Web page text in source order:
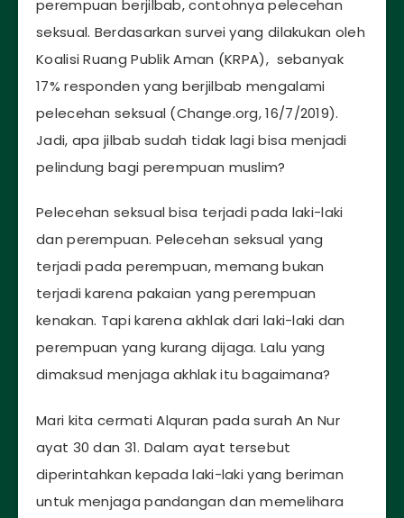
perempuan berjilbab, contohnya pelecehan
seksual. Berdasarkan survei yang dilakukan oleh
Koalisi Ruang Publik Aman (KRPA), sebanyak
17% responden yang berjilbab mengalami
pelecehan seksual (Change.org, 16/7/2019).
Jadi, apa jilbab sudah tidak lagi bisa menjadi
pelindung bagi perempuan muslim?
Pelecehan seksual bisa terjadi pada laki-laki
dan perempuan. Pelecehan seksual yang
terjadi pada perempuan, memang bukan
terjadi karena pakaian yang perempuan
kenakan. Tapi karena akhlak dari laki-laki dan
perempuan yang kurang dijaga. Lalu yang
dimaksud menjaga akhlak itu bagaimana?
Mari kita cermati Alquran pada surah An Nur
ayat 30 dan 31. Dalam ayat tersebut
diperintahkan kepada laki-laki yang beriman
untuk menjaga pandangan dan memelihara